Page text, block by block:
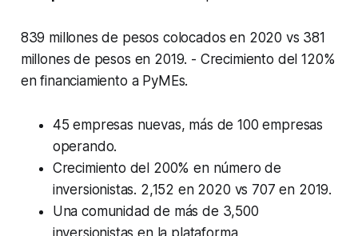
839 millones de pesos colocados en 2020 vs 381
millones de pesos en 2019. - Crecimiento del 120%
en financiamiento a PyMEs.
45 empresas nuevas, más de 100 empresas
operando.
Crecimiento del 200% en número de
inversionistas. 2,152 en 2020 vs 707 en 2019.
Una comunidad de más de 3,500
inversionistas en la plataforma